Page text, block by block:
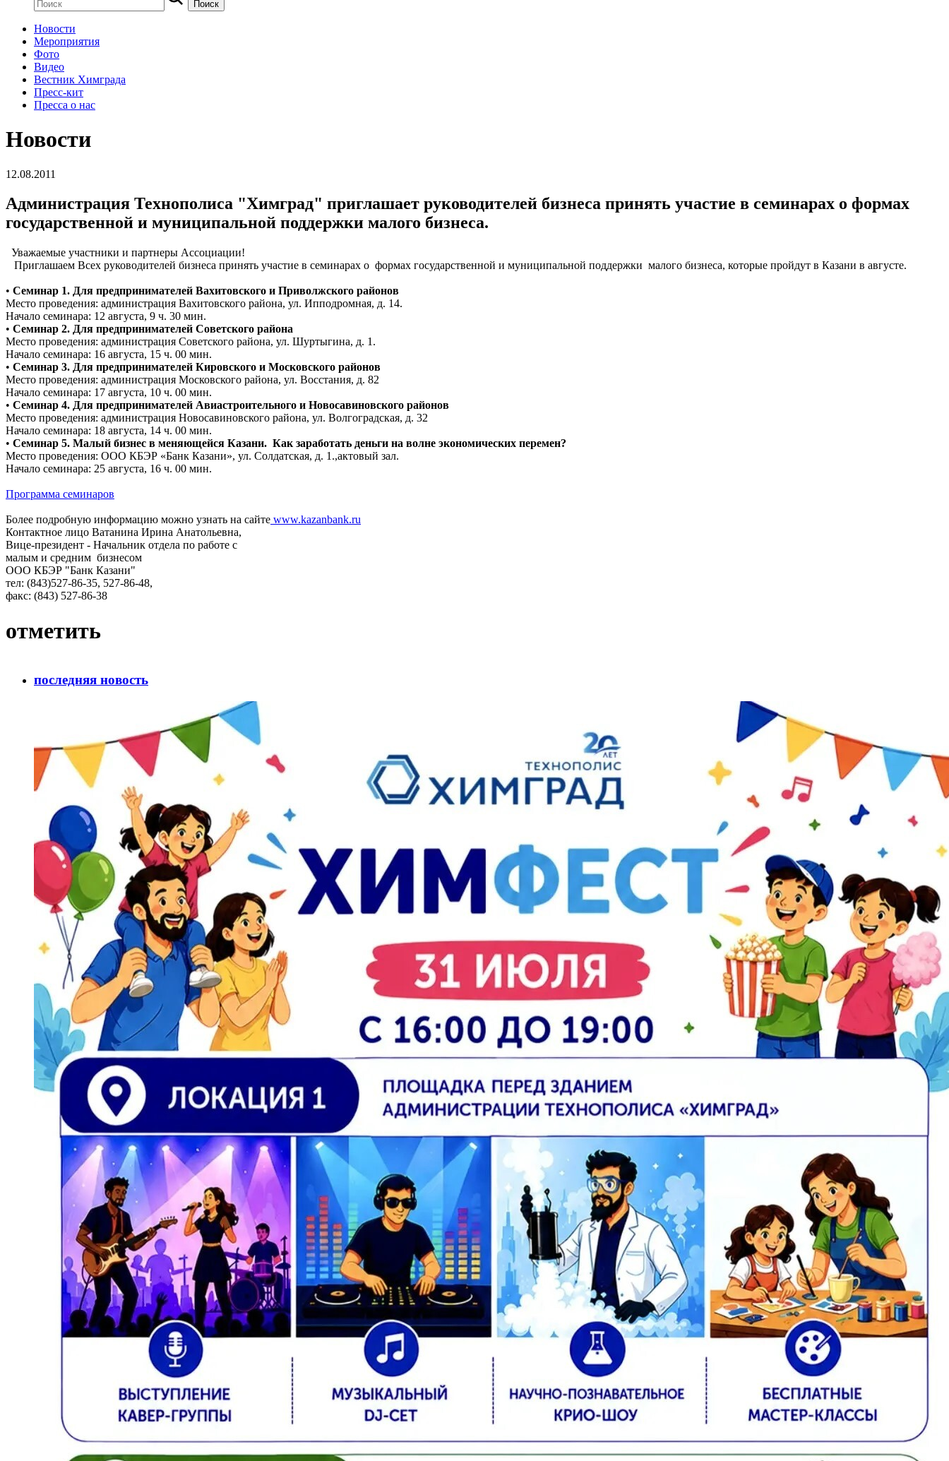
Новости
Мероприятия
Фото
Видео
Вестник Химграда
Пресс-кит
Пресса о нас
Новости
12.08.2011
Администрация Технополиса "Химград" приглашает руководителей бизнеса принять участие в семинарах о формах
государственной и муниципальной поддержки малого бизнеса.
Уважаемые участники и партнеры Ассоциации!
Приглашаем Всех руководителей бизнеса принять участие в семинарах о формах государственной и муниципальной поддержки малого бизнеса, которые пройдут в Казани в августе.
• Семинар 1. Для предпринимателей Вахитовского и Приволжского районов
Место проведения: администрация Вахитовского района, ул. Ипподромная, д. 14.
Начало семинара: 12 августа, 9 ч. 30 мин.
• Семинар 2. Для предпринимателей Советского района
Место проведения: администрация Советского района, ул. Шуртыгина, д. 1.
Начало семинара: 16 августа, 15 ч. 00 мин.
• Семинар 3. Для предпринимателей Кировского и Московского районов
Место проведения: администрация Московского района, ул. Восстания, д. 82
Начало семинара: 17 августа, 10 ч. 00 мин.
• Семинар 4. Для предпринимателей Авиастроительного и Новосавиновского районов
Место проведения: администрация Новосавиновского района, ул. Волгоградская, д. 32
Начало семинара: 18 августа, 14 ч. 00 мин.
• Семинар 5. Малый бизнес в меняющейся Казани. Как заработать деньги на волне экономических перемен?
Место проведения: ООО КБЭР «Банк Казани», ул. Солдатская, д. 1.,актовый зал.
Начало семинара: 25 августа, 16 ч. 00 мин.
Программа семинаров
Более подробную информацию можно узнать на сайте www.kazanbank.ru
Контактное лицо Ватанина Ирина Анатольевна,
Вице-президент - Начальник отдела по работе с
малым и средним бизнесом
ООО КБЭР "Банк Казани"
тел: (843)527-86-35, 527-86-48,
факс: (843) 527-86-38
отметить
последняя новость